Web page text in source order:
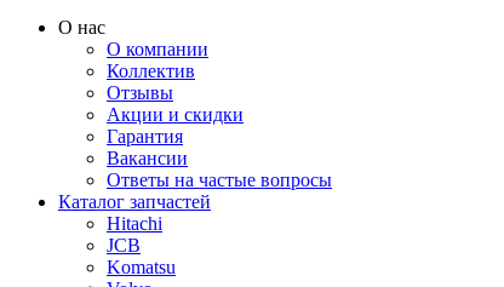
О нас
О компании
Коллектив
Отзывы
Акции и скидки
Гарантия
Вакансии
Ответы на частые вопросы
Каталог запчастей
Hitachi
JCB
Komatsu